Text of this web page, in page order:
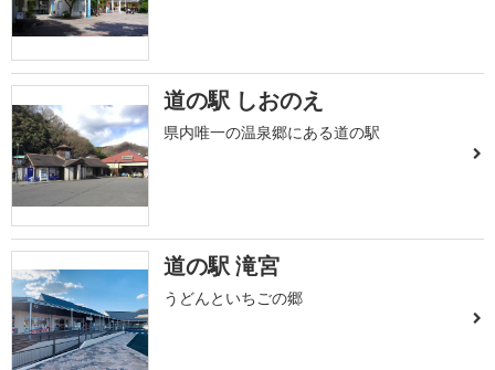
道の駅 しおのえ
県内唯一の温泉郷にある道の駅
道の駅 滝宮
うどんといちごの郷